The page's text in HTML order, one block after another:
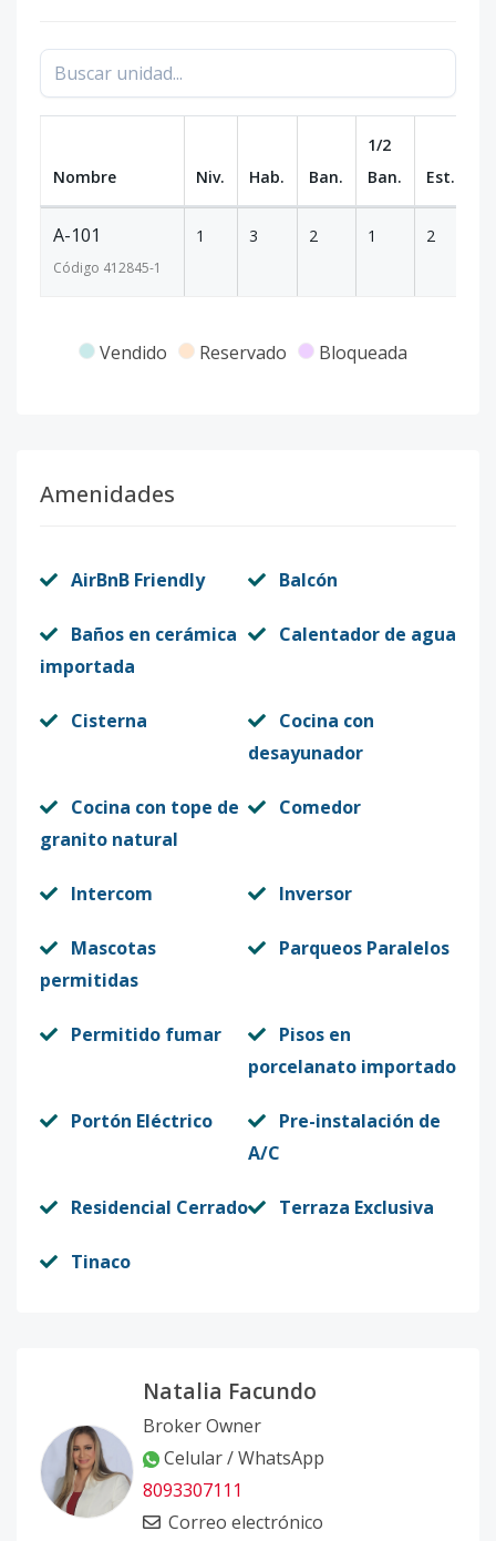
Nombre Niv. Hab. Ban.
1/2
Ban.
Est.
A-101
Código 412845-1
1 3 2 1 2
Vendido Reservado Bloqueada
Amenidades
AirBnB Friendly Balcón
Baños en cerámica
importada
Calentador de agua
Cisterna
Cocina con
desayunador
Cocina con tope de
granito natural
Comedor
Intercom Inversor
Mascotas
permitidas
Parqueos Paralelos
Permitido fumar
Pisos en
porcelanato importado
Portón Eléctrico
Pre-instalación de
A/C
Residencial Cerrado Terraza Exclusiva
Tinaco
Natalia Facundo
Broker Owner
Celular / WhatsApp
8093307111
Correo electrónico